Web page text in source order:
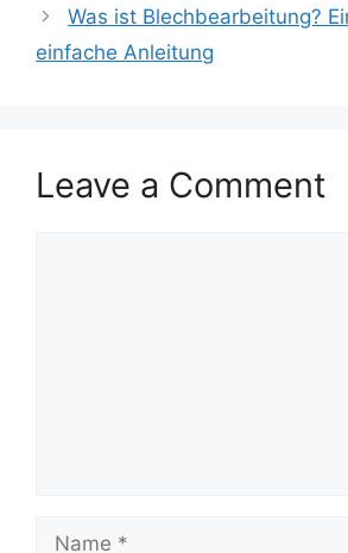
Was ist Blechbearbeitung?
einfache Anleitung
Leave a Comment